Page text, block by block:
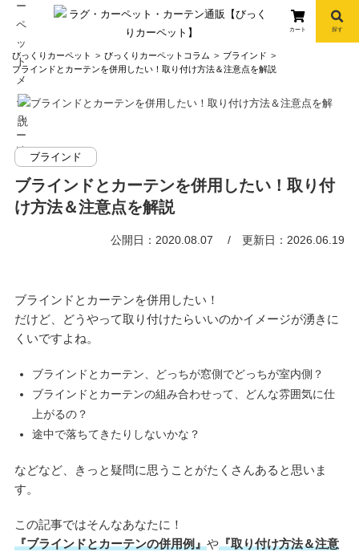
info
カート 探す
びっくりカーペット びっくりカーペットコラム
ブラインド
ブラインドとカーテンを併用したい！取り付け方法＆注意点を解説
ブラインド
ブラインドとカーテンを併用したい！取り付
け方法＆注意点を解説
公開日：2020.08.07 更新日：2026.06.19
ブラインドとカーテンを併用したい！
だけど、どうやって取り付けたらいいのかイメージが湧きに
くいですよね。
ブラインドとカーテン、どっちが窓側でどっちが室内側？
ブラインドとカーテンの組み合わせって、どんな雰囲気に仕
上がるの？
途中で落ちてきたりしないかな？
などなど、きっと疑問に思うことがたくさんあると思いま
す。
この記事ではそんなあなたに！
『ブラインドとカーテンの併用例』や『取り付け方法＆注意